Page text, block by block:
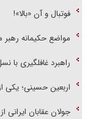
فوتبال و آن «بالا»!
مواضع حکیمانه
راهبرد غافلگیری با
اربعین حسینی؛ یکی
جولان عقابان